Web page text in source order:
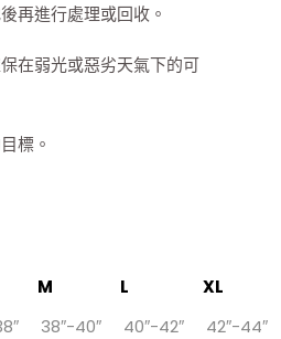
再進行處理或回收。
在弱光或惡劣天氣下的可
標。
M L
XL
38″-40″ 40″-42″
42″-44″